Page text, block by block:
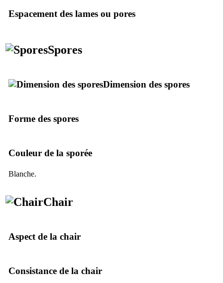
Espacement des lames ou pores
Spores
Dimension des spores
Forme des spores
Couleur de la sporée
Blanche.
Chair
Aspect de la chair
Consistance de la chair